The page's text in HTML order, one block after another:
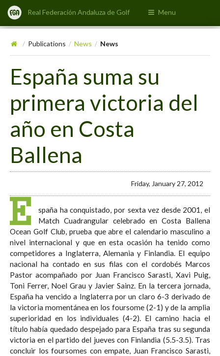
Real Federación Andaluza de Golf Menu
/ Publications / News / News
España suma su
primera victoria del
año en Costa
Ballena
Friday, January 27, 2012
E
spaña ha conquistado, por sexta vez desde 2001, el
Match Cuadrangular celebrado en Costa Ballena
Ocean Golf Club, prueba que abre el calendario masculino a
nivel internacional y que en esta ocasión ha tenido como
competidores a Inglaterra, Alemania y Finlandia. El equipo
nacional ha contado en sus filas con el cordobés Marcos
Pastor acompañado por Juan Francisco Sarasti, Xavi Puig,
Toni Ferrer, Noel Grau y Javier Sainz. En la tercera jornada,
España ha vencido a Inglaterra por un claro 6-3 derivado de
la victoria momentánea en los foursome (2-1) y de la amplia
superioridad en los individuales (4-2). El camino hacia el
título había quedado despejado para España tras su segunda
victoria en el partido del jueves con Finlandia (5.5-3.5). Tras
concluir los foursomes con empate, Juan Francisco Sarasti,